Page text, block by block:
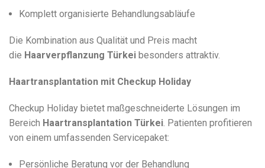
Komplett organisierte Behandlungsabläufe
Die Kombination aus Qualität und Preis macht
die Haarverpflanzung Türkei besonders attraktiv.
Haartransplantation mit Checkup Holiday
Checkup Holiday bietet maßgeschneiderte Lösungen im
Bereich Haartransplantation Türkei. Patienten profitieren
von einem umfassenden Servicepaket:
Persönliche Beratung vor der Behandlung